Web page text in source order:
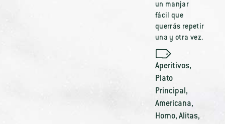
un manjar
fácil que
querrás repetir
una y otra vez.
Aperitivos,
Plato
Principal,
Americana,
Horno, Alitas,